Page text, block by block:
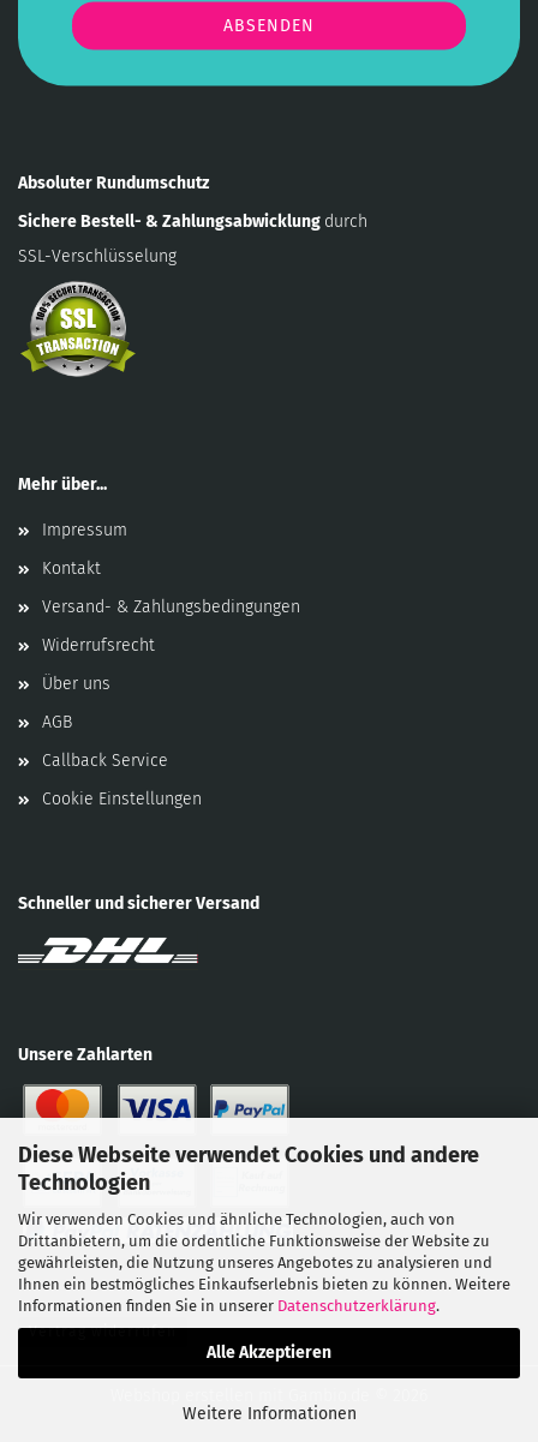
Diese Webseite verwendet Cookies und andere
Technologien
Wir verwenden Cookies und ähnliche Technologien, auch von
Drittanbietern, um die ordentliche Funktionsweise der Website zu
gewährleisten, die Nutzung unseres Angebotes zu analysieren und
Ihnen ein bestmögliches Einkaufserlebnis bieten zu können. Weitere
Informationen finden Sie in unserer Datenschutzerklärung.
Alle Akzeptieren
Weitere Informationen
Absoluter Rundumschutz
Sichere Bestell- & Zahlungsabwicklung durch
SSL-Verschlüsselung
Mehr über...
Impressum
Kontakt
Versand- & Zahlungsbedingungen
Widerrufsrecht
Über uns
AGB
Callback Service
Cookie Einstellungen
Schneller und sicherer Versand
Unsere Zahlarten
Vertrag widerrufen